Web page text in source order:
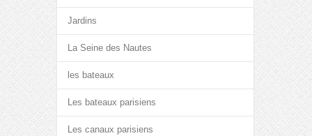
Jardins
La Seine des Nautes
les bateaux
Les bateaux parisiens
Les canaux parisiens